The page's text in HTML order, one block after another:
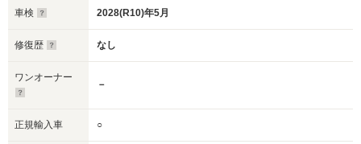
車検 2028(R10)年5月
修復歴 なし
ワンオーナー
－
正規輸入車 ○